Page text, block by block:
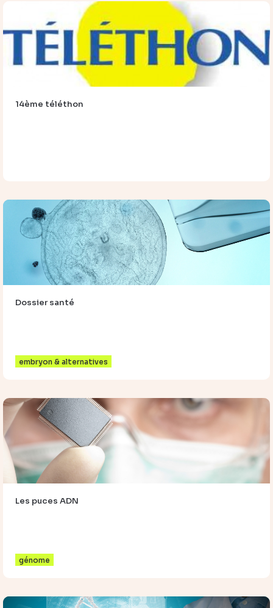
14ème téléthon
Dossier santé
embryon & alternatives
Les puces ADN
génome